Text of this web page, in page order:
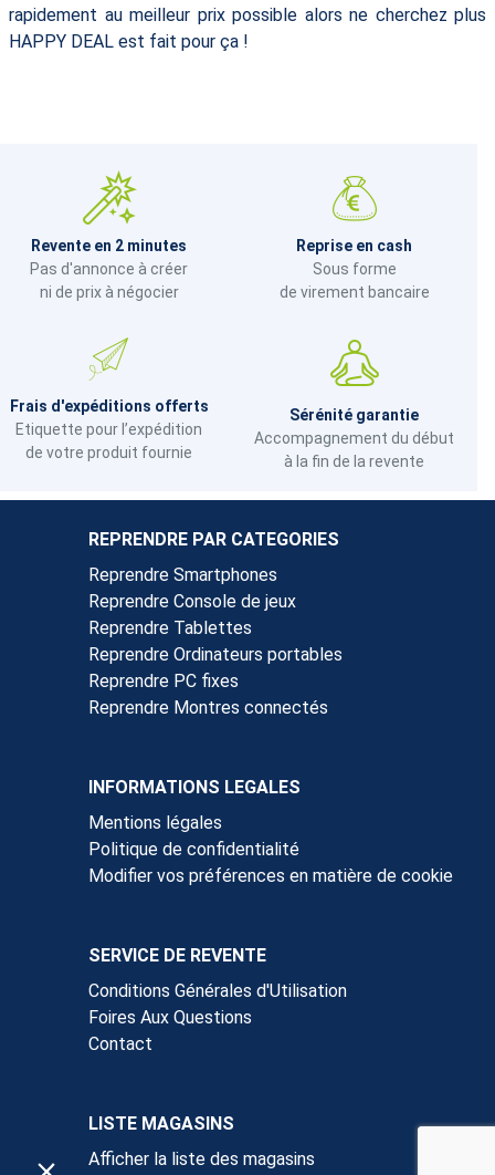
rapidement au meilleur prix possible alors ne cherchez plus
HAPPY DEAL est fait pour ça !
Revente en 2 minutes
Pas d'annonce à créer
ni de prix à négocier
Reprise en cash
Sous forme
de virement bancaire
Frais d'expéditions offerts
Etiquette pour l’expédition
de votre produit fournie
Sérénité garantie
Accompagnement du début
à la fin de la revente
REPRENDRE PAR CATEGORIES
Reprendre Smartphones
Reprendre Console de jeux
Reprendre Tablettes
Reprendre Ordinateurs portables
Reprendre PC fixes
Reprendre Montres connectés
INFORMATIONS LEGALES
Mentions légales
Politique de confidentialité
Modifier vos préférences en matière de cookie
SERVICE DE REVENTE
Conditions Générales d'Utilisation
Foires Aux Questions
Contact
LISTE MAGASINS
Afficher la liste des magasins